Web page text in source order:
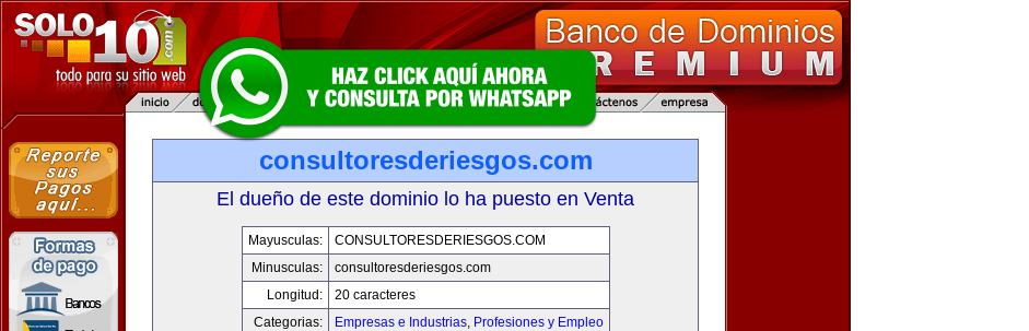
consultoresderiesgos.com
El dueño de este dominio lo ha puesto en Venta
Mayusculas:
CONSULTORESDERIESGOS.COM
Minusculas:
consultoresderiesgos.com
Longitud:
20 caracteres
Categorias:
Empresas e Industrias, Profesiones y Empleo